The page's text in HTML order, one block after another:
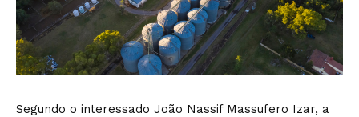
Segundo o interessado João Nassif Massufero Izar, a